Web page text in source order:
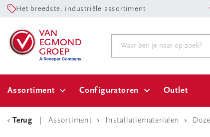
Het breedste, industriële assortiment
Assortiment Configuratoren Outlet
Terug Assortiment Installatiematerialen